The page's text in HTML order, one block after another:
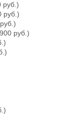
руб.)
руб.)
руб.)